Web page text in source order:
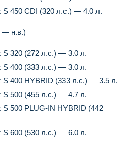
S 450 CDI (320 л.с.) — 4.0 л.
— н.в.)
S 320 (272 л.с.) — 3.0 л.
S 400 (333 л.с.) — 3.0 л.
S 400 HYBRID (333 л.с.) — 3.5 л.
S 500 (455 л.с.) — 4.7 л.
S 500 PLUG-IN HYBRID (442
S 600 (530 л.с.) — 6.0 л.